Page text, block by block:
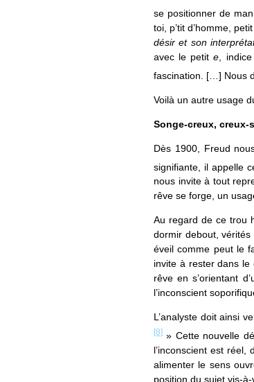
se positionner de
toi, p’tit d’homme, petit
désir et son
avec le petite ,
fascination. […] Nous
Voilà un autre usage
Songe-creux, creux-
Dès 1900, Freud
signifiante, il appelle
nous invite à tout
rêve se forge, un
Au regard de ce trou
dormir debout,
éveil comme peut le
invite à rester dans le
rêve en s’orientant
l’inconscient
L’analyste doit ainsi
[8] » Cette nouvelle
l’inconscient est
alimenter le sens
position du sujet vis-